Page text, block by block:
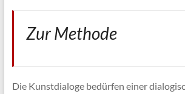
Zur Methode
Die Kunstdialoge bedürfen einer